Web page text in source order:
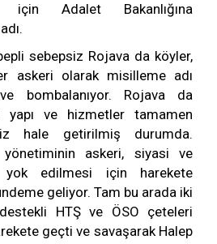
için Adalet Bakanlığına
sebepsiz Rojava da köyler,
askeri olarak misilleme adı
bombalanıyor. Rojava da
ve hizmetler tamamen
hale getirilmiş durumda.
yönetiminin askeri, siyasi ve
yok edilmesi için harekete
geliyor. Tam bu arada iki
HTŞ ve ÖSO çeteleri
geçti ve savaşarak Halep